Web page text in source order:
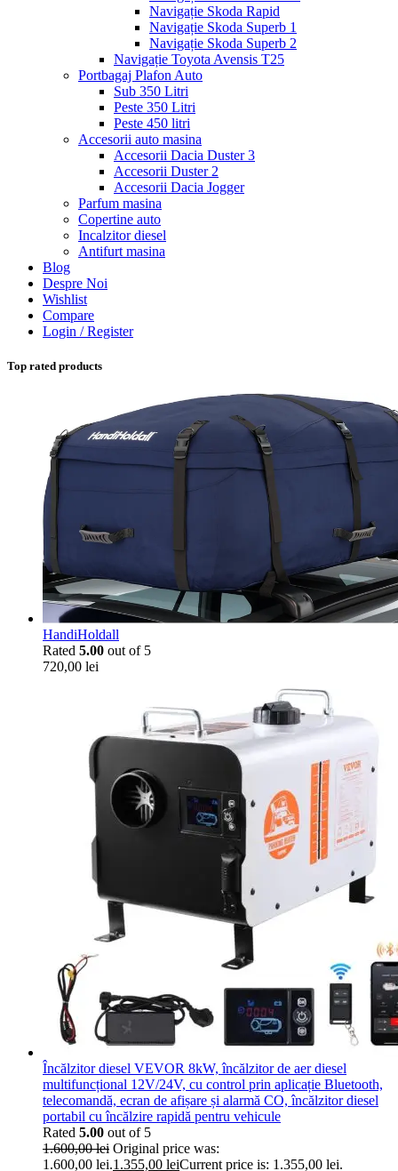
Navigație Skoda Rapid
Navigație Skoda Superb 1
Navigație Skoda Superb 2
Navigație Toyota Avensis T25
Portbagaj Plafon Auto
Sub 350 Litri
Peste 350 Litri
Peste 450 litri
Accesorii auto masina
Accesorii Dacia Duster 3
Accesorii Duster 2
Accesorii Dacia Jogger
Parfum masina
Copertine auto
Incalzitor diesel
Antifurt masina
Blog
Despre Noi
Wishlist
Compare
Login / Register
Top rated products
HandiHoldall
Rated 5.00 out of 5
720,00 lei
Încălzitor diesel VEVOR 8kW, încălzitor de aer diesel
multifuncțional 12V/24V, cu control prin aplicație Bluetooth,
telecomandă, ecran de afișare și alarmă CO, încălzitor diesel
portabil cu încălzire rapidă pentru vehicule
Rated 5.00 out of 5
1.600,00lei Original price was:
1.600,00 lei.1.355,00 leiCurrent price is: 1.355,00 lei.